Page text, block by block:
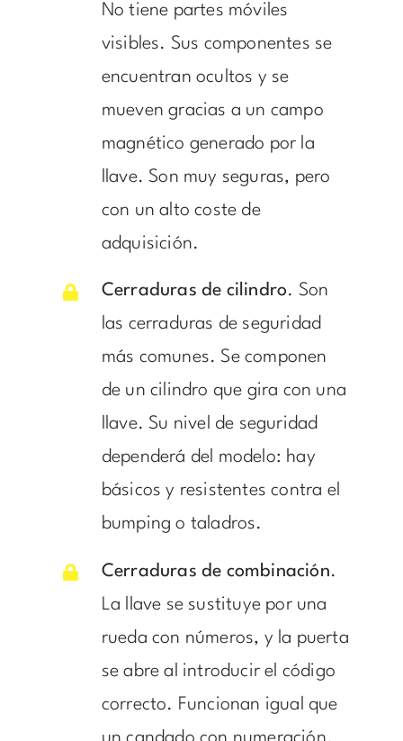
No tiene partes móviles
visibles. Sus componentes se
encuentran ocultos y se
mueven gracias a un campo
magnético generado por la
llave. Son muy seguras, pero
con un alto coste de
adquisición.
Cerraduras de cilindro. Son
las cerraduras de seguridad
más comunes. Se componen
de un cilindro que gira con una
llave. Su nivel de seguridad
dependerá del modelo: hay
básicos y resistentes contra el
bumping o taladros.
Cerraduras de combinación.
La llave se sustituye por una
rueda con números, y la puerta
se abre al introducir el código
correcto. Funcionan igual que